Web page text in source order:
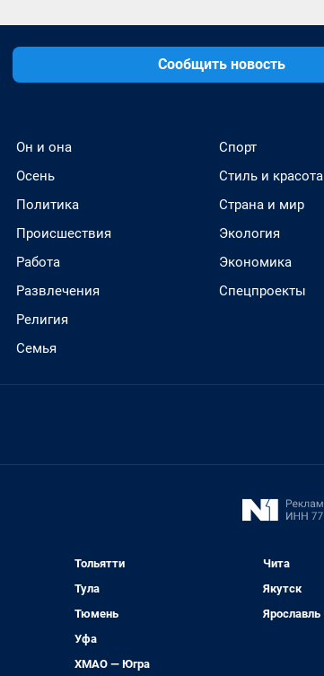
Сообщить новость
Он и она
Осень
Политика
Происшествия
Работа
Развлечения
Религия
Семья
Спорт
Стиль и красота
Страна и мир
Экология
Экономика
Спецпроекты
Тольятти
Тула
Тюмень
Уфа
ХМАО — Югра
Чита
Якутск
Ярославль